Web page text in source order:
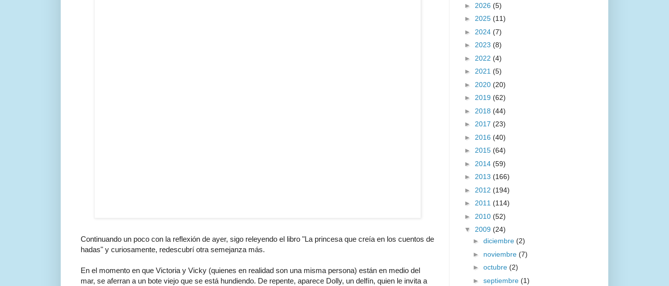
Continuando un poco con la reflexión de ayer, sigo releyendo el libro "La princesa que creía en los cuentos de
hadas" y curiosamente, redescubrí otra semejanza más.
En el momento en que Victoria y Vicky (quienes en realidad son una misma persona) están en medio del
mar, se aferran a un bote viejo que se está hundiendo. De repente, aparece Dolly, un delfín, quien le invita a
► 2026 (5)
► 2025 (11)
► 2024 (7)
► 2023 (8)
► 2022 (4)
► 2021 (5)
► 2020 (20)
► 2019 (62)
► 2018 (44)
► 2017 (23)
► 2016 (40)
► 2015 (64)
► 2014 (59)
► 2013 (166)
► 2012 (194)
► 2011 (114)
► 2010 (52)
▼ 2009 (24)
► diciembre (2)
► noviembre (7)
► octubre (2)
► septiembre (1)